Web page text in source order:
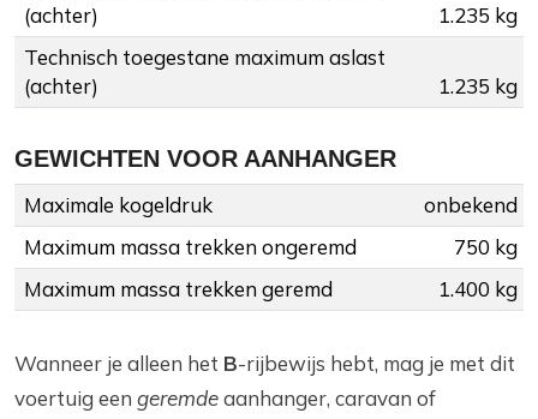
(achter)
1.235 kg
Technisch toegestane maximum aslast
(achter)
1.235 kg
GEWICHTEN VOOR AANHANGER
Maximale kogeldruk
onbekend
Maximum massa trekken ongeremd
750 kg
Maximum massa trekken geremd
1.400 kg
Wanneer je alleen het B-rijbewijs hebt, mag je met dit
voertuig een geremdeaanhanger, caravan of